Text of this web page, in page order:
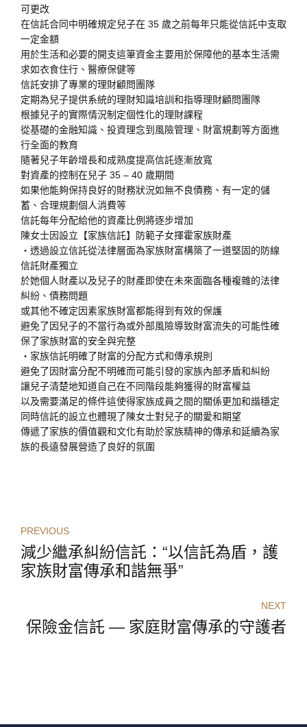
可更改
在信託合同中明確規定兒子在 35 歲之前每年只能從信託中支取
一定金額
用於生活和必要的開支這筆資金主要用於保障他的基本生活需
求如衣食住行、醫療保健等
信託安排了專業的理財顧問團隊
定期為兒子提供系統的理財知識培訓和指導理財顧問團隊
根據兒子的實際情況制定個性化的理財課程
從基礎的金融知識、投資理念到風險管理、財富規劃等方面進
行全面的教育
隨著兒子年齡增長和成熟度提高信託逐漸放寬
對資產的控制在兒子 35 – 40 歲期間
如果他能夠保持良好的財務狀況如無不良債務、有一定的儲
蓄、合理規劃個人消費等
信託每年分配給他的資產比例將逐步增加
陳女士因設立【家族信託】防範子女揮霍家族財產
・透過設立信託從法律層面為家族財富構築了一道堅固的防線
信託財產獨立
於她個人財產以及兒子的財產即使在未來面臨各種複雜的法律
糾紛、債務問題
或其他不確定因素家族財富都能得到有效的保護
避免了因兒子的不當行為或外部風險導致財富流失的可能性確
保了家族財富的安全與完整
・家族信託明確了財富的分配方式和傳承規則
避免了因財富分配不明確而可能引發的家族內部矛盾和糾紛
讓兒子清楚地知道自己在不同階段能夠獲得的財富權益
以及需要滿足的條件這使得家族成員之間的關係更加和諧穩定
同時信託的設立也體現了陳女士對兒子的關愛和期望
傳遞了家族的價值觀和文化有助於家族精神的傳承和延續為家
族的長遠發展營造了良好的氛圍
PREVIOUS
減少繼承糾紛信託：“以信託為盾，護
家族財富傳承和諧無爭”
NEXT
保險金信託 — 家庭財富傳承的守護者